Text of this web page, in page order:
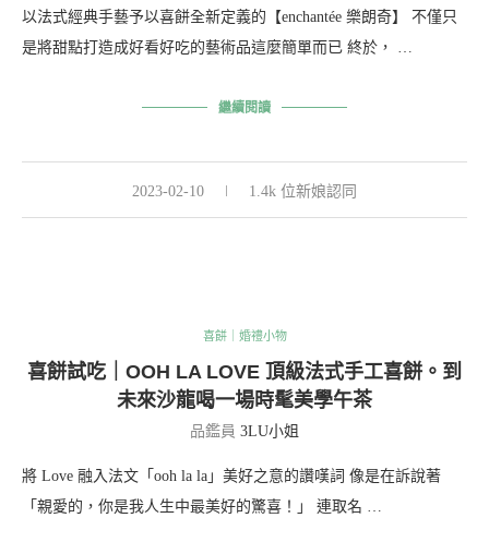
以法式經典手藝予以喜餅全新定義的【enchantée 樂朗奇】 不僅只
是將甜點打造成好看好吃的藝術品這麼簡單而已 終於， …
繼續閱讀
2023-02-10 1.4k 位新娘認同
喜餅｜婚禮小物
喜餅試吃｜OOH LA LOVE 頂級法式手工喜餅。到
未來沙龍喝一場時髦美學午茶
品鑑員 3LU小姐
將 Love 融入法文「ooh la la」美好之意的讚嘆詞 像是在訴說著
「親愛的，你是我人生中最美好的驚喜！」 連取名 …